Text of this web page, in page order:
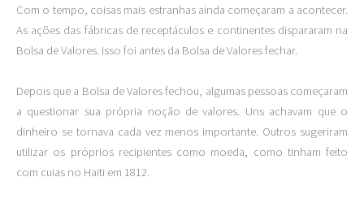
Com o tempo, coisas mais estranhas ainda começaram a acontecer.
As ações das fábricas de receptáculos e continentes dispararam na
Bolsa de Valores. Isso foi antes da Bolsa de Valores fechar.
Depois que a Bolsa de Valores fechou, algumas pessoas começaram
a questionar sua própria noção de valores. Uns achavam que o
dinheiro se tornava cada vez menos importante. Outros sugeriram
utilizar os próprios recipientes como moeda, como tinham feito
com cuias no Haiti em 1812.